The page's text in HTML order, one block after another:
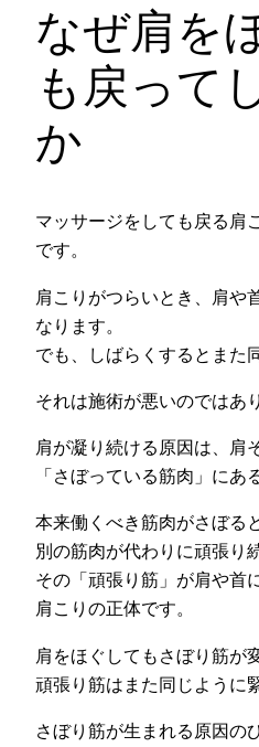
なぜ肩を
も戻って
か
マッサージをしても戻る肩
です。
肩こりがつらいとき、肩や
なります。
でも、しばらくするとまた
それは施術が悪いのではあ
肩が凝り続ける原因は、肩
「さぼっている筋肉」にあ
本来働くべき筋肉がさぼると
別の筋肉が代わりに頑張り
その「頑張り筋」が肩や首
肩こりの正体です。
肩をほぐしてもさぼり筋が
頑張り筋はまた同じように
さぼり筋が生まれる原因の